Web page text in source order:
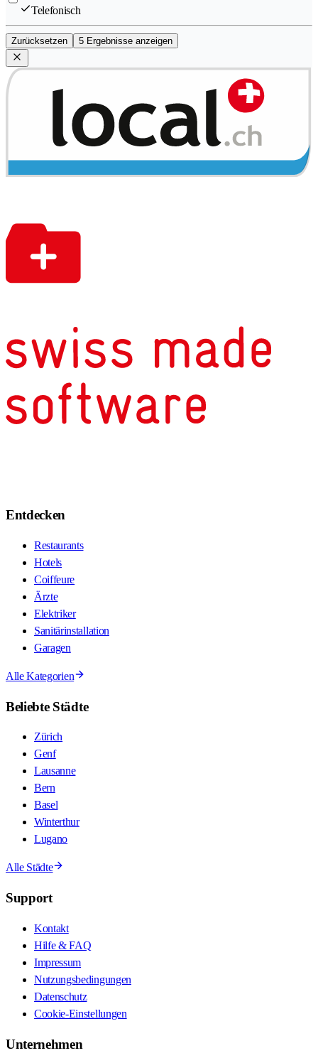
Telefonisch
Zurücksetzen 5 Ergebnisse anzeigen
Entdecken
Restaurants
Hotels
Coiffeure
Ärzte
Elektriker
Sanitärinstallation
Garagen
Alle Kategorien
Beliebte Städte
Zürich
Genf
Lausanne
Bern
Basel
Winterthur
Lugano
Alle Städte
Support
Kontakt
Hilfe & FAQ
Impressum
Nutzungsbedingungen
Datenschutz
Cookie-Einstellungen
Unternehmen